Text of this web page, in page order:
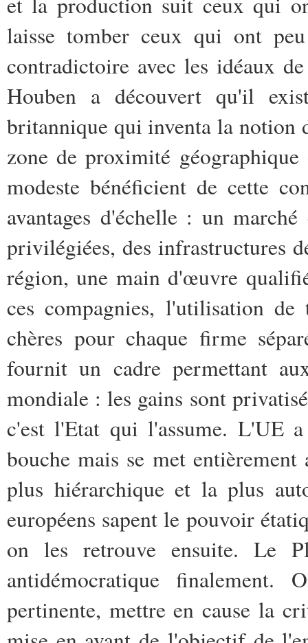
laisse tomber ceux qui ont
contradictoire avec les idéaux
Houben a découvert qu'il
britannique qui inventa la
zone de proximité
modeste bénéficient de cette
avantages d'échelle : un
privilégiées, des infrastructures
région, une main d'œuvre
ces compagnies, l'utilisation de
chères pour chaque firme
fournit un cadre permettant
mondiale : les gains sont
c'est l'Etat qui l'assume. L'UE
bouche mais se met
plus hiérarchique et la plus
européens sapent le pouvoir
on les retrouve ensuite. Le
antidémocratique
pertinente, mettre en cause la